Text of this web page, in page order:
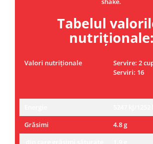
Tabelul
nutriționale:
Valori nutriționale
Servire: 2
Serviri: 16
Grăsimi
4.8 g